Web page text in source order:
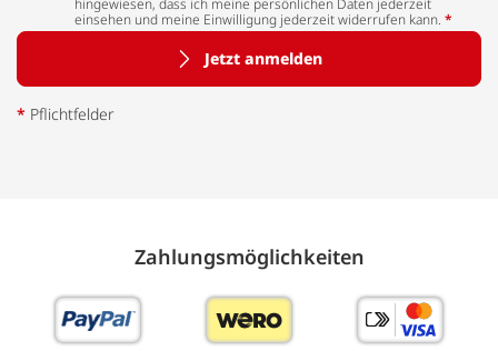
hingewiesen, dass ich meine persönlichen Daten jederzeit
einsehen und meine Einwilligung jederzeit widerrufen kann. *
Jetzt anmelden
* Pflichtfelder
Zahlungs­möglich­keiten